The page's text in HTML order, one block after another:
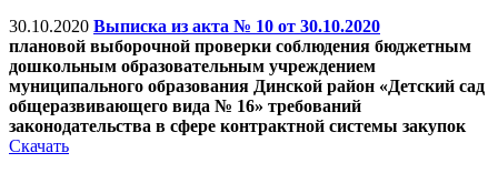
30.10.2020 Выписка из акта № 10 от 30.10.2020
плановой выборочной проверки соблюдения бюджетным
дошкольным образовательным учреждением
муниципального образования Динской район «Детский сад
общеразвивающего вида № 16» требований
законодательства в сфере контрактной системы закупок
Скачать